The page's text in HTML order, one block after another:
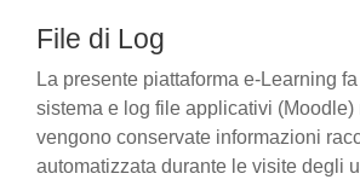
File di Log
La presente piattaforma e-Learning
sistema e log file applicativi (Moodle)
vengono conservate informazioni
automatizzata durante le visite degli